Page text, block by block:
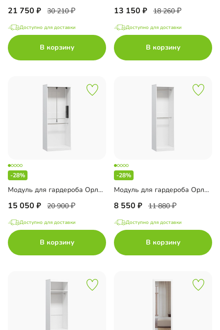
21 750 30 210
Доступно для доставки
В корзину
13 150 18 260
Доступно для доставки
В корзину
-28%
Модуль для гардероба Орлеан-10
15 050 20 900
Доступно для доставки
В корзину
-28%
Модуль для гардероба Орлеан-7
8 550 11 880
Доступно для доставки
В корзину